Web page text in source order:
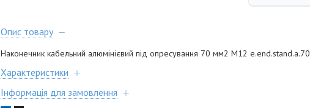
Опис товару
Наконечник кабельний алюмінієвий під опресування 70 мм2 М12 e.end.stand.a.70
Характеристики
Інформація для замовлення